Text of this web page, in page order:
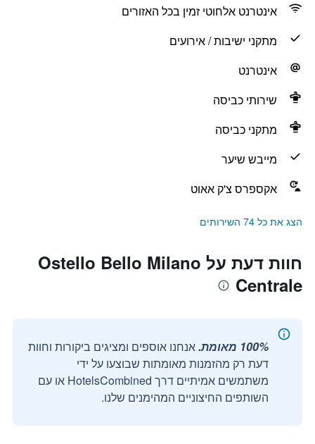
אינטרנט אלחוטי זמין בכל האזורים
מתקני ישיבות / אירועים
אינטרנט
שירותי כביסה
מתקני כביסה
מייבש שיער
אקספרס צ'ק אאוט
הצג את כל 74 השירותים
חוות דעת על Ostello Bello Milano
Centrale
100% מאומת.
אנחנו אוספים ומציגים ביקורות וחוות
דעת רק מהזמנות מאומתות שבוצעו על ידי
משתמשים אמיתיים דרך HotelsCombined או עם
השותפים החיצוניים המהימנים שלנו.